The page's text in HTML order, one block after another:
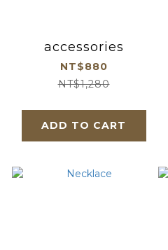
accessories
NT$880
NT$1,280
ADD TO CART